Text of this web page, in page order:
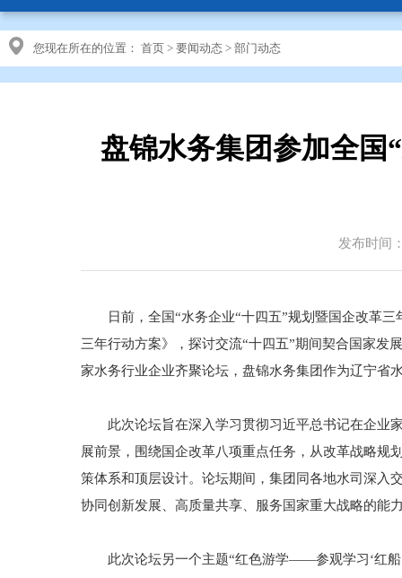
您现在所在的位置： 首页 > 要闻动态 > 部门动态
盘锦水务集团参加全国
发布时间
日前，全国“水务企业“十四五”规划暨国企改革三
三年行动方案》，探讨交流“十四五”期间契合国家发
家水务行业企业齐聚论坛，盘锦水务集团作为辽宁省
此次论坛旨在深入学习贯彻习近平总书记在企业家
展前景，围绕国企改革八项重点任务，从改革战略规
策体系和顶层设计。论坛期间，集团同各地水司深入
协同创新发展、高质量共享、服务国家重大战略的能
此次论坛另一个主题“红色游学——参观学习‘红船’